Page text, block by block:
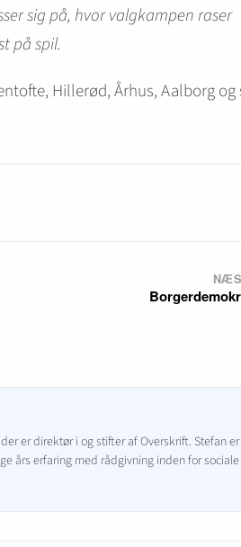
sig på, hvor valgkampen raser
på spil.
Hillerød, Århus, Aalborg og
er direktør i og stifter af Overskrift. Stefan er
års erfaring med rådgivning inden for sociale